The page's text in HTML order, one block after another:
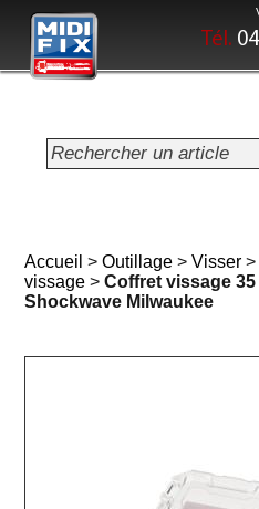
Tél.
Accueil >Outillage >Visser
vissage >Coffret vissage
Shockwave Milwaukee